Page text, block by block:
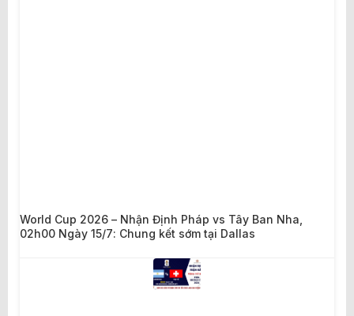
World Cup 2026 – Nhận Định Pháp vs Tây Ban Nha,
02h00 Ngày 15/7: Chung kết sớm tại Dallas